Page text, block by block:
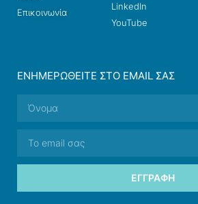
Επικοινωνία
LinkedIn
YouTube
ΕΝΗΜΕΡΩΘΕΊΤΕ ΣΤΟ EMAIL ΣΑΣ
ΕΓΓΡΑΦΉ